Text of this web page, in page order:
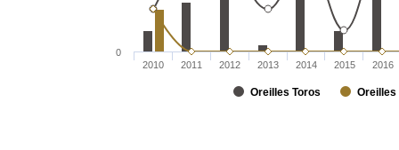
Oreilles Toros Oreilles
2010 2011 2012 2013 2014 2015 2016
0